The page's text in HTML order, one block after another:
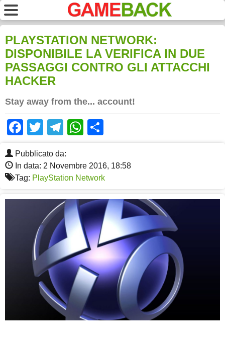
PLAYSTATION NETWORK:
DISPONIBILE LA VERIFICA IN DUE
PASSAGGI CONTRO GLI ATTACCHI
HACKER
Stay away from the... account!
Facebook
TwitterTelegram
WhatsApp
Pubblicato da:
In data: 2 Novembre 2016, 18:58
Tag: PlayStation Network